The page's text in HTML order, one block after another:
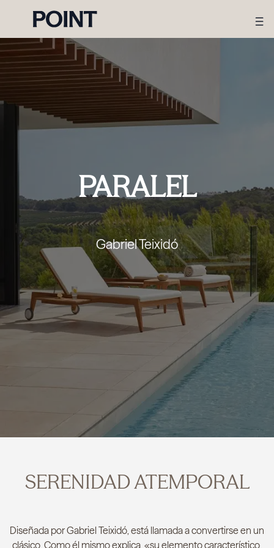
PARALEL
Gabriel Teixidó
SERENIDAD ATEMPORAL
Diseñada por Gabriel Teixidó, está llamada a convertirse en un
clásico. Como él mismo explica, «su elemento característico,